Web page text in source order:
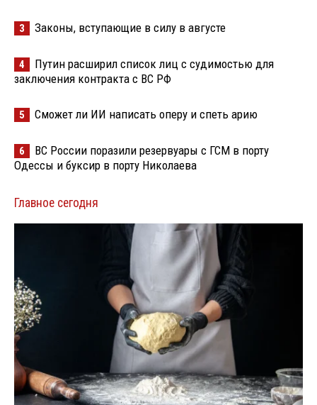
3 Законы, вступающие в силу в августе
4
Путин расширил список лиц с судимостью для
заключения контракта с ВС РФ
5 Сможет ли ИИ написать оперу и спеть арию
6
ВС России поразили резервуары с ГСМ в порту
Одессы и буксир в порту Николаева
Главное сегодня